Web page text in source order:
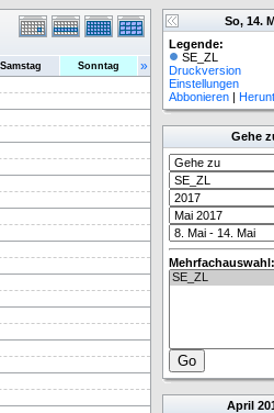
Samstag Sonntag »
So, 14.
Legende:
SE_ZL
Druckversion
Einstellungen
Abbonieren |
Gehe
Mehrfachauswahl:
April